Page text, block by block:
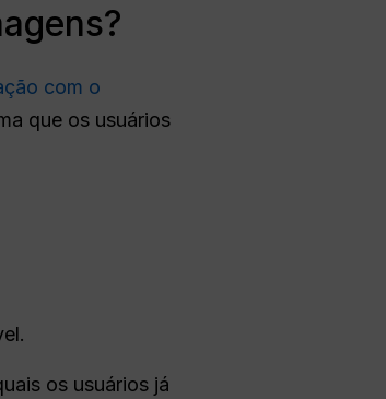
com o
que os usuários
os usuários já